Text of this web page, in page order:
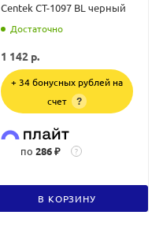
Centek CT-1097 BL черный
Достаточно
1 142 р.
+ 34 бонусных рублей на
счет
?
по 286 ₽ ?
В КОРЗИНУ